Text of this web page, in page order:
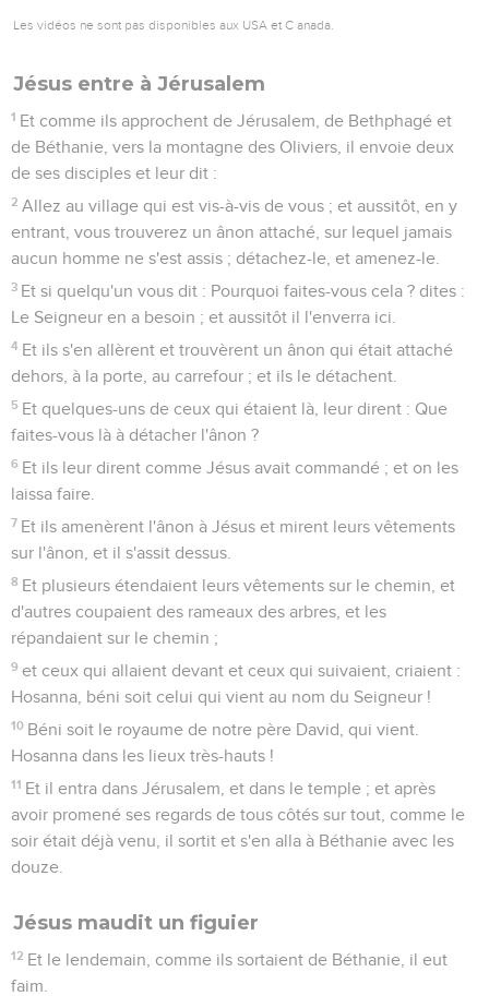
Les vidéos ne sont pas disponibles aux USA et C anada.
Jésus entre à Jérusalem
1 Et comme ils approchent de Jérusalem, de Bethphagé et
de Béthanie, vers la montagne des Oliviers, il envoie deux
de ses disciples et leur dit :
2 Allez au village qui est vis-à-vis de vous ; et aussitôt, en y
entrant, vous trouverez un ânon attaché, sur lequel jamais
aucun homme ne s'est assis ; détachez-le, et amenez-le.
3 Et si quelqu'un vous dit : Pourquoi faites-vous cela ? dites :
Le Seigneur en a besoin ; et aussitôt il l'enverra ici.
4 Et ils s'en allèrent et trouvèrent un ânon qui était attaché
dehors, à la porte, au carrefour ; et ils le détachent.
5 Et quelques-uns de ceux qui étaient là, leur dirent : Que
faites-vous là à détacher l'ânon ?
6 Et ils leur dirent comme Jésus avait commandé ; et on les
laissa faire.
7 Et ils amenèrent l'ânon à Jésus et mirent leurs vêtements
sur l'ânon, et il s'assit dessus.
8 Et plusieurs étendaient leurs vêtements sur le chemin, et
d'autres coupaient des rameaux des arbres, et les
répandaient sur le chemin ;
9 et ceux qui allaient devant et ceux qui suivaient, criaient :
Hosanna, béni soit celui qui vient au nom du Seigneur !
10 Béni soit le royaume de notre père David, qui vient.
Hosanna dans les lieux très-hauts !
11 Et il entra dans Jérusalem, et dans le temple ; et après
avoir promené ses regards de tous côtés sur tout, comme le
soir était déjà venu, il sortit et s'en alla à Béthanie avec les
douze.
Jésus maudit un figuier
12 Et le lendemain, comme ils sortaient de Béthanie, il eut
faim.